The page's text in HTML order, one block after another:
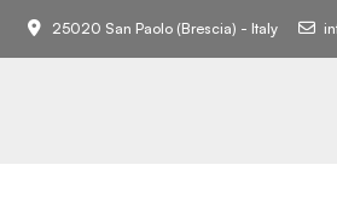
25020 San Paolo (Brescia) - Italy